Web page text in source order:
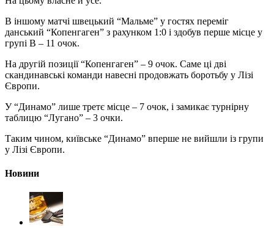
В іншому матчі швецький “Мальме” у гостях переміг
данський “Копенгаген” з рахунком 1:0 і здобув перше місце у
групі В – 11 очок.
На другій позиції “Копенгаген” – 9 очок. Саме ці дві
скандинавські команди навесні продовжать боротьбу у Лізі
Європи.
У “Динамо” лише третє місце – 7 очок, і замикає турнірну
таблицю “Лугано” – 3 очки.
Таким чином, київське “Динамо” вперше не вийшли із групи
у Лізі Європи.
Новини